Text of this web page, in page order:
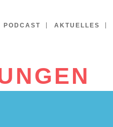
PODCAST AKTUELLES